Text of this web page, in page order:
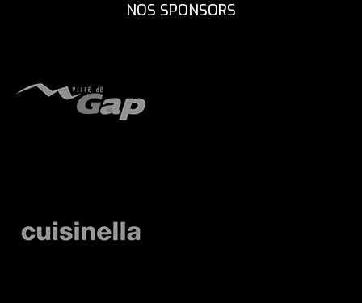
NOS SPONSORS